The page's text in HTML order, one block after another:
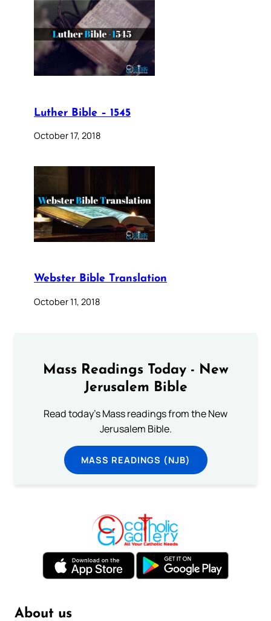
Luther Bible – 1545
October 17, 2018
Webster Bible Translation
October 11, 2018
Mass Readings Today - New
Jerusalem Bible
Read today's Mass readings from the New
Jerusalem Bible.
MASS READINGS (NJB)
About us